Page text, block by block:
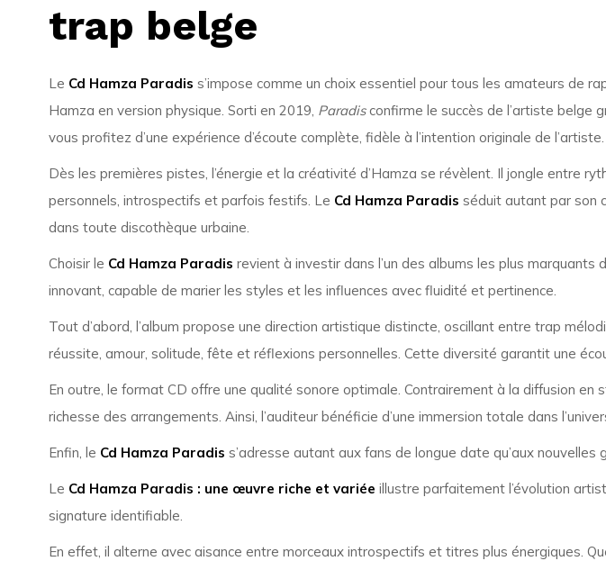
trap belge
Le Cd Hamza Paradis s’impose comme un choix essentiel pour tous les amateurs de
Hamza en version physique. Sorti en 2019, Paradisconfirme le succès de l’artiste belge
vous profitez d’une expérience d’écoute complète, fidèle à l’intention originale de l’artiste.
Dès les premières pistes, l’énergie et la créativité d’Hamza se révèlent. Il jongle entre
personnels, introspectifs et parfois festifs. Le Cd Hamza Paradis séduit autant par son
dans toute discothèque urbaine.
Choisir le Cd Hamza Paradis revient à investir dans l’un des albums les plus
innovant, capable de marier les styles et les influences avec fluidité et pertinence.
Tout d’abord, l’album propose une direction artistique distincte, oscillant entre trap
réussite, amour, solitude, fête et réflexions personnelles. Cette diversité garantit une
En outre, le format CD offre une qualité sonore optimale. Contrairement à la diffusion
richesse des arrangements. Ainsi, l’auditeur bénéficie d’une immersion totale dans
Enfin, le Cd Hamza Paradis s’adresse autant aux fans de longue date qu’aux
Le Cd Hamza Paradis : une œuvre riche et variée illustre parfaitement l’évolution
signature identifiable.
En effet, il alterne avec aisance entre morceaux introspectifs et titres plus énergiques.